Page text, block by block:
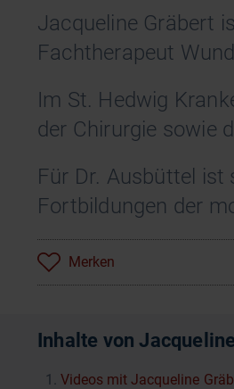
Jacqueline Gräbert
Fachtherapeut
Im St. Hedwig
der Chirurgie sowie
Für Dr. Ausbüttel ist
Fortbildungen der
Merken
Inhalte von
Videos mit Jacqueline